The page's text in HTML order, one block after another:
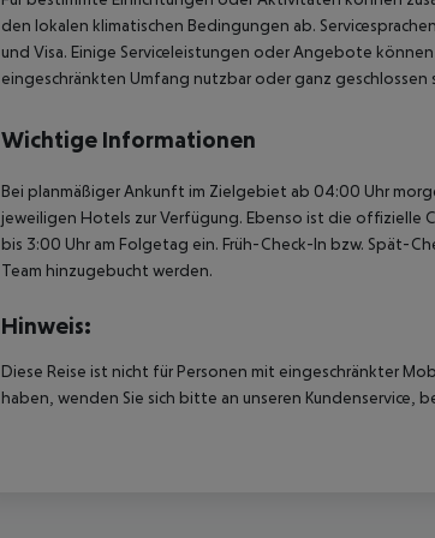
den lokalen klimatischen Bedingungen ab.
und Visa. Einige Serviceleistungen oder Angebote
eingeschränkten Umfang nutzbar oder ganz
Wichtige Informationen
Bei planmäßiger Ankunft im Zielgebiet ab 04:00 Uhr
jeweiligen Hotels zur Verfügung. Ebenso ist die offizielle
bis 3:00 Uhr am Folgetag ein. Früh-Check-In bzw. Spät-
Team hinzugebucht werden.
Hinweis:
Diese Reise ist nicht für Personen mit eingeschränkter
haben, wenden Sie sich bitte an unseren Kundenservice,